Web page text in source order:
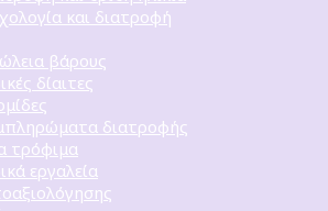
και διατροφή
βάρους
δίαιτες
διατροφής
τρόφιμα
εργαλεία